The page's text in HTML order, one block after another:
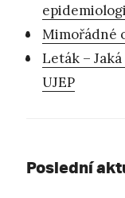
Mimořádné
Leták –
UJEP
Poslední